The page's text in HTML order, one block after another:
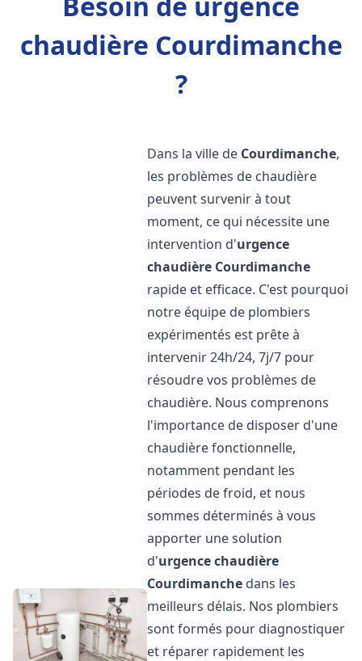
chaudière Courdimanche
?
Dans la ville de Courdimanche,
les problèmes de chaudière
peuvent survenir à tout
moment, ce qui nécessite une
intervention d'urgence
chaudière Courdimanche
rapide et efficace. C'est pourquoi
notre équipe de plombiers
expérimentés est prête à
intervenir 24h/24, 7j/7 pour
résoudre vos problèmes de
chaudière. Nous comprenons
l'importance de disposer d'une
chaudière fonctionnelle,
notamment pendant les
périodes de froid, et nous
sommes déterminés à vous
apporter une solution
d'urgence chaudière
Courdimanche dans les
meilleurs délais. Nos plombiers
sont formés pour diagnostiquer
et réparer rapidement les